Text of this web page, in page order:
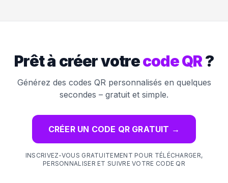
Prêt à créer votrecode QR?
Générez des codes QR personnalisés en quelques
secondes – gratuit et simple.
CRÉER UN CODE QR GRATUIT →
INSCRIVEZ-VOUS GRATUITEMENT POUR TÉLÉCHARGER,
PERSONNALISER ET SUIVRE VOTRE CODE QR